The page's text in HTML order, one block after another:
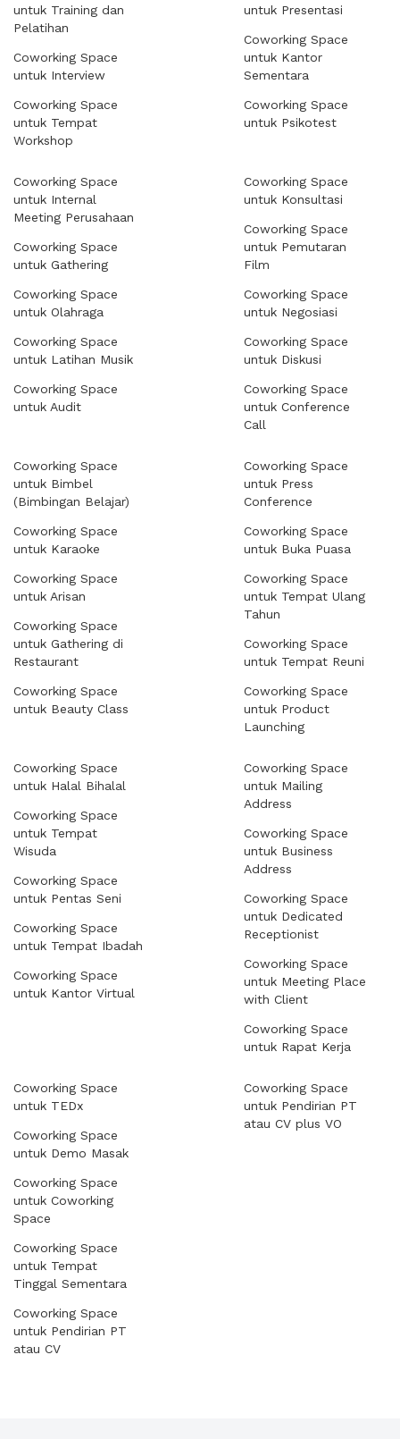
untuk Training dan
Pelatihan
Coworking Space
untuk Interview
Coworking Space
untuk Tempat
Workshop
untuk Presentasi
Coworking Space
untuk Kantor
Sementara
Coworking Space
untuk Psikotest
Coworking Space
untuk Internal
Meeting Perusahaan
Coworking Space
untuk Gathering
Coworking Space
untuk Olahraga
Coworking Space
untuk Latihan Musik
Coworking Space
untuk Audit
Coworking Space
untuk Konsultasi
Coworking Space
untuk Pemutaran
Film
Coworking Space
untuk Negosiasi
Coworking Space
untuk Diskusi
Coworking Space
untuk Conference
Call
Coworking Space
untuk Bimbel
(Bimbingan Belajar)
Coworking Space
untuk Karaoke
Coworking Space
untuk Arisan
Coworking Space
untuk Gathering di
Restaurant
Coworking Space
untuk Beauty Class
Coworking Space
untuk Press
Conference
Coworking Space
untuk Buka Puasa
Coworking Space
untuk Tempat Ulang
Tahun
Coworking Space
untuk Tempat Reuni
Coworking Space
untuk Product
Launching
Coworking Space
untuk Halal Bihalal
Coworking Space
untuk Tempat
Wisuda
Coworking Space
untuk Pentas Seni
Coworking Space
untuk Tempat Ibadah
Coworking Space
untuk Kantor Virtual
Coworking Space
untuk Mailing
Address
Coworking Space
untuk Business
Address
Coworking Space
untuk Dedicated
Receptionist
Coworking Space
untuk Meeting Place
with Client
Coworking Space
untuk Rapat Kerja
Coworking Space
untuk TEDx
Coworking Space
untuk Demo Masak
Coworking Space
untuk Coworking
Space
Coworking Space
untuk Tempat
Tinggal Sementara
Coworking Space
untuk Pendirian PT
atau CV
Coworking Space
untuk Pendirian PT
atau CV plus VO